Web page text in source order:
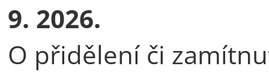
9. 2026.
O přidělení či